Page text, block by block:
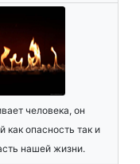
человека, он
как опасность так и
нашей жизни.